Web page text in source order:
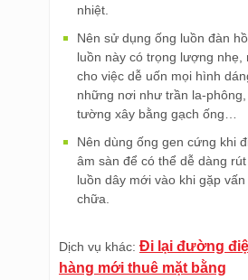
nhiệt.
Nên sử dụng ống luồn đàn
luồn này có trọng lượng nhẹ,
cho việc dễ uốn mọi hình
những nơi như trần la-phông,
tường xây bằng gạch ống…
Nên dùng ống gen cứng khi
âm sàn để có thể dễ dàng
luồn dây mới vào khi gặp
chữa.
Dịch vụ khác: Đi lại đường
hàng mới thuê mặt bằng